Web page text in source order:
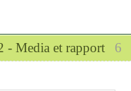
6
- Media et rapport